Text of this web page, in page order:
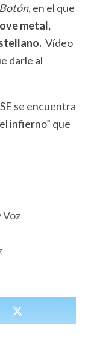
, en el que
metal,
Vídeo
darle al
se encuentra
infierno” que
Voz